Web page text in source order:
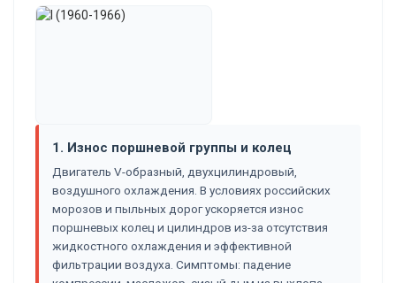
1. Износ поршневой группы и колец
Двигатель V-образный, двухцилиндровый,
воздушного охлаждения. В условиях российских
морозов и пыльных дорог ускоряется износ
поршневых колец и цилиндров из-за отсутствия
жидкостного охлаждения и эффективной
фильтрации воздуха. Симптомы: падение